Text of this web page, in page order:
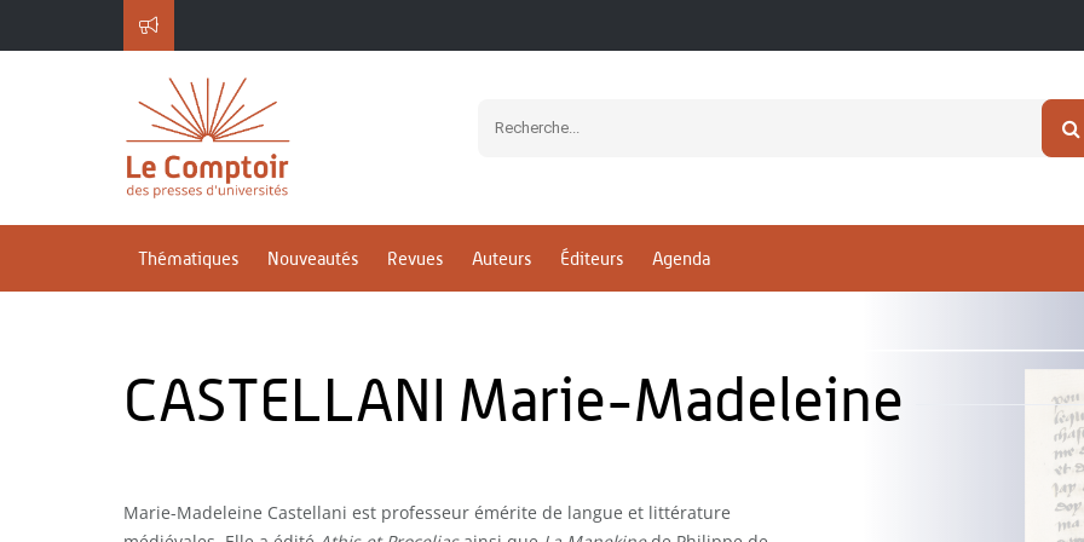
Thématiques Nouveautés Revues Auteurs Éditeurs Agenda
CASTELLANI Marie-Madeleine
Marie-Madeleine Castellani est professeur émérite de langue et littérature